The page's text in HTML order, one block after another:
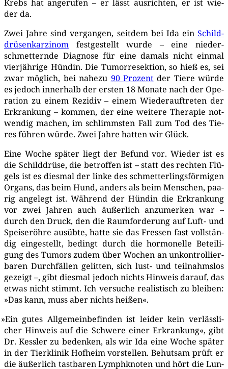
Krebs hat ange­ru­fen – er lässt aus­rich­ten, er ist wie­
der da.
Zwei Jah­re sind ver­gan­gen, seit­dem bei Ida ein Schild­
drü­sen­kar­zi­nom fest­ge­stellt wur­de – eine nie­der­
schmet­tern­de Dia­gno­se für eine damals nicht ein­mal
vier­jäh­ri­ge Hün­din. Die Tumor­re­sek­ti­on, so hieß es, sei
zwar mög­lich, bei nahe­zu 90 Pro­zentder Tie­re wür­de
es jedoch inner­halb der ers­ten 18 Mona­te nach der Ope­
ra­ti­on zu einem Rezi­div – einem Wie­der­auf­tre­ten der
Erkran­kung – kom­men, der eine wei­te­re The­ra­pie not­
wen­dig machen, im schlimms­ten Fall zum Tod des Tie­
res füh­ren wür­de. Zwei Jah­re hat­ten wir Glück.
Eine Woche spä­ter liegt der Befund vor. Wie­der ist es
die Schild­drü­se, die betrof­fen ist – statt des rech­ten Flü­
gels ist es dies­mal der lin­ke des schmet­ter­lings­för­mi­gen
Organs, das beim Hund, anders als beim Men­schen, paa­
rig ange­legt ist. Wäh­rend der Hün­din die Erkran­kung
vor zwei Jah­ren auch äußer­lich anzu­mer­ken war –
durch den Druck, den die Raum­for­de­rung auf Luft- und
Spei­se­röh­re aus­üb­te, hat­te sie das Fres­sen fast voll­stän­
dig ein­ge­stellt, bedingt durch die hor­mo­nel­le Betei­li­
gung des Tumors zudem über Wochen an unkon­trol­lier­
ba­ren Durch­fäl­len gelit­ten, sich lust- und teil­nahms­los
gezeigt –, gibt dies­mal jedoch nichts Hin­weis dar­auf, das
etwas nicht stimmt. Ich ver­su­che rea­lis­tisch zu blei­ben:
»Das kann, muss aber nichts heißen«.
»Ein gutes All­ge­mein­be­fin­den ist lei­der kein ver­läss­li­
cher Hin­weis auf die Schwe­re einer Erkran­kung«, gibt
Dr. Kess­ler zu beden­ken, als wir Ida eine Woche spä­ter
in der Tier­kli­nik Hof­heim vor­stel­len. Behut­sam prüft er
die äußer­lich tast­ba­ren Lymph­kno­ten und hört die Lun­